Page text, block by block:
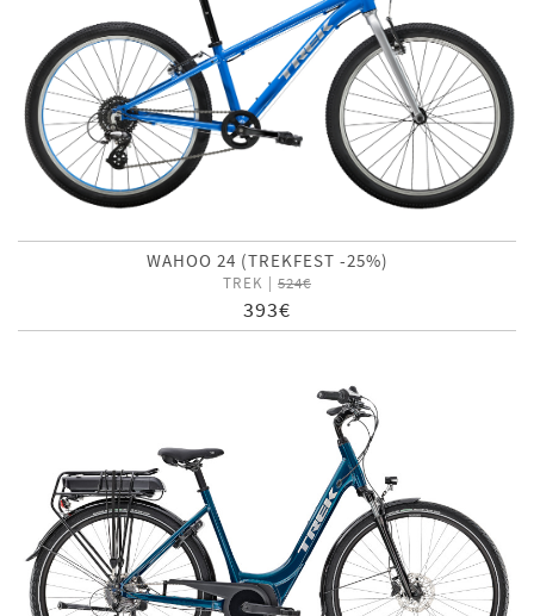
WAHOO 24 (TREKFEST -25%)
TREK | 524€
393€